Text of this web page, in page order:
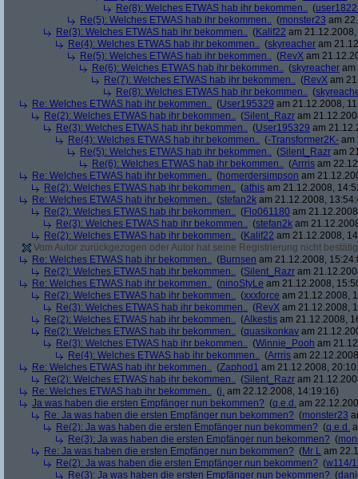
Re(8): Welches ETWAS hab ihr bekommen.. (
Re(5): Welches ETWAS hab ihr bekommen.. (monster23 am
Re(3): Welches ETWAS hab ihr bekommen.. (Kalif22 am
Re(4): Welches ETWAS hab ihr bekommen.. (skyreacher am
Re(5): Welches ETWAS hab ihr bekommen.. (RevX am
Re(6): Welches ETWAS hab ihr bekommen.. (skyreacher am
Re(7): Welches ETWAS hab ihr bekommen.. (RevX am
Re(8): Welches ETWAS hab ihr bekommen.. (
Re: Welches ETWAS hab ihr bekommen.. (User195329 am 21.12.2008,
Re(2): Welches ETWAS hab ihr bekommen.. (Silent_Razr am
Re(3): Welches ETWAS hab ihr bekommen.. (User195329 am
Re(4): Welches ETWAS hab ihr bekommen.. (-Transformer2K- am
Re(5): Welches ETWAS hab ihr bekommen.. (Silent_Razr am
Re(6): Welches ETWAS hab ihr bekommen.. (Arrris am
Re: Welches ETWAS hab ihr bekommen.. (homerdersimpson am
Re(2): Welches ETWAS hab ihr bekommen.. (athis am 21.12.2008,
Re: Welches ETWAS hab ihr bekommen.. (stefan2k am 21.12.2008,
Re(2): Welches ETWAS hab ihr bekommen.. (Flo061180 am
Re(3): Welches ETWAS hab ihr bekommen.. (stefan2k am
Re(2): Welches ETWAS hab ihr bekommen.. (Kalif22 am 21.12.2008,
Vom Autor zurückgezogen oder Autor hat seine Registrierung nicht
Re: Welches ETWAS hab ihr bekommen.. (Burnsen am 21.12.2008,
Re(2): Welches ETWAS hab ihr bekommen.. (Silent_Razr am
Re: Welches ETWAS hab ihr bekommen.. (ninoStyLe am 21.12.2008,
Re(2): Welches ETWAS hab ihr bekommen.. (xxxforce am 21.12.2008,
Re(3): Welches ETWAS hab ihr bekommen.. (RevX am 21.12.2008,
Re(2): Welches ETWAS hab ihr bekommen.. (Alkestis am 21.12.2008,
Re(2): Welches ETWAS hab ihr bekommen.. (quasikonkav am
Re(3): Welches ETWAS hab ihr bekommen.. (Winnie_Pooh am
Re(4): Welches ETWAS hab ihr bekommen.. (Arrris am
Re: Welches ETWAS hab ihr bekommen.. (Zaphod1 am 21.12.2008,
Re(2): Welches ETWAS hab ihr bekommen.. (Silent_Razr am
Re: Welches ETWAS hab ihr bekommen.. (j. am 22.12.2008, 14:19:16)
Ja was haben die ersten Empfänger nun bekommen? (q.e.d. am
Re: Ja was haben die ersten Empfänger nun bekommen? (monster23
Re(2): Ja was haben die ersten Empfänger nun bekommen? (q.e.d.
Re(3): Ja was haben die ersten Empfänger nun bekommen? (
Re: Ja was haben die ersten Empfänger nun bekommen? (Mr L am
Re(2): Ja was haben die ersten Empfänger nun bekommen? (w114/
Re(3): Ja was haben die ersten Empfänger nun bekommen? (